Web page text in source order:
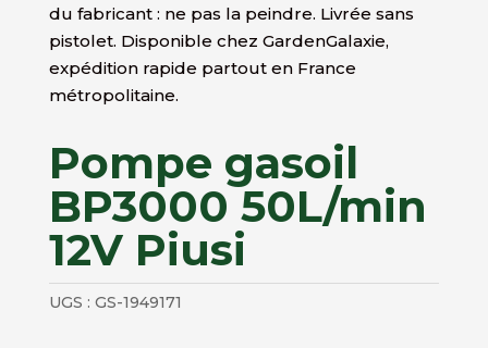
du fabricant : ne pas la peindre. Livrée sans
pistolet. Disponible chez GardenGalaxie,
expédition rapide partout en France
métropolitaine.
Pompe gasoil
BP3000 50L/min
12V Piusi
UGS : GS-1949171